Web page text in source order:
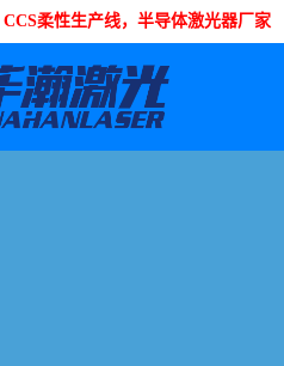
柔性生产线，半导体激光器厂家